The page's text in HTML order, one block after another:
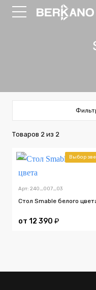
Товаров 2 из 2
Выбор
Арт: 240_007_03
Стол Smable белого
от 12 390 ₽